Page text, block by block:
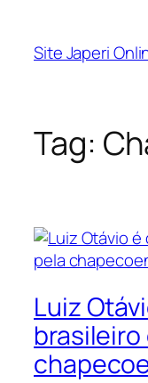
Site Japeri
Tag:
Luiz
brasileiro